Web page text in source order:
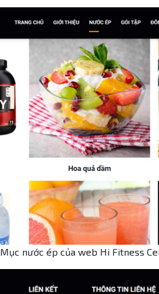
Mục nước ép của web Hi Fitness